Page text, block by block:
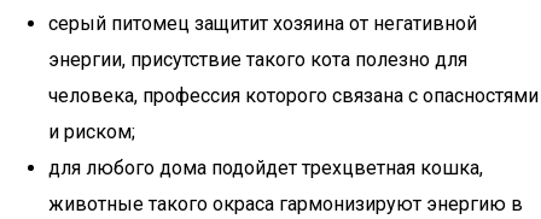
серый питомец защитит хозяина от негативной
энергии, присутствие такого кота полезно для
человека, профессия которого связана с опасностями
и риском;
для любого дома подойдет трехцветная кошка,
животные такого окраса гармонизируют энергию в